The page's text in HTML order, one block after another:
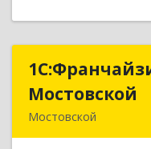
Мостовской
Мостовской